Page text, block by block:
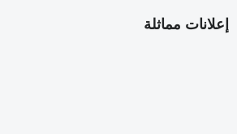
إعلانات مماثلة